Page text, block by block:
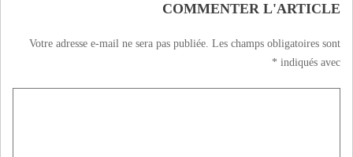
COMMENTER L'ARTICLE
Votre adresse e-mail ne sera pas publiée. Les champs obligatoires sont
indiqués avec
*